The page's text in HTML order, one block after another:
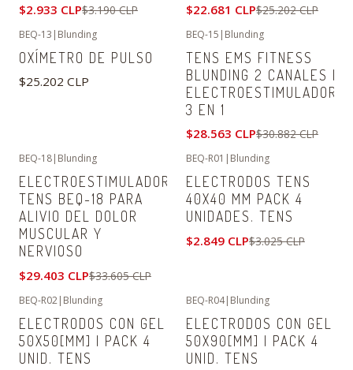
$2.933 CLP$3.190 CLP $22.681 CLP$25.202 CLP
BEQ-13 | Blunding
OXÍMETRO DE PULSO
$25.202 CLP
BEQ-15 | Blunding
TENS EMS FITNESS
BLUNDING 2 CANALES |
ELECTROESTIMULADOR
3 EN 1
$28.563 CLP$30.882 CLP
BEQ-18| Blunding
ELECTROESTIMULADOR
TENS BEQ-18 PARA
ALIVIO DEL DOLOR
MUSCULAR Y
NERVIOSO
$29.403 CLP$33.605 CLP
BEQ-R01 | Blunding
ELECTRODOS TENS
40X40 MM PACK 4
UNIDADES. TENS
$2.849 CLP$3.025 CLP
BEQ-R02| Blunding
ELECTRODOS CON GEL
50X50[MM] | PACK 4
UNID. TENS
BEQ-R04| Blunding
ELECTRODOS CON GEL
50X90[MM] | PACK 4
UNID. TENS